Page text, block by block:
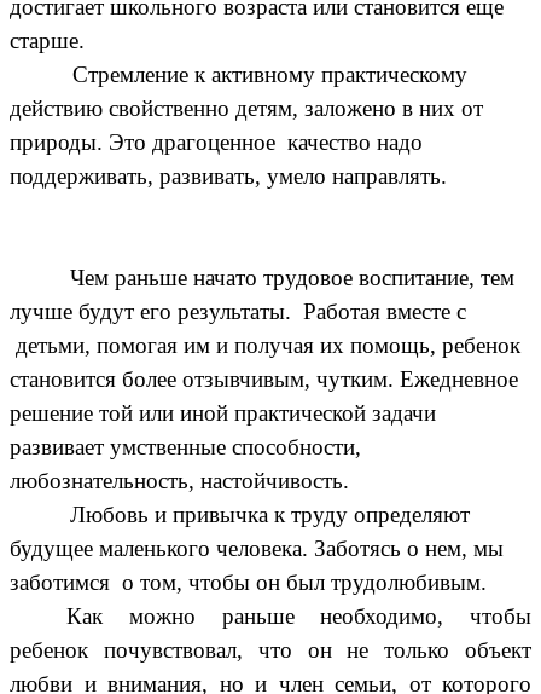
достигает школьного возраста или становится еще
старше.
Стремление к активному практическому
действию свойственно детям, заложено в них от
природы. Это драгоценное качество надо
поддерживать, развивать, умело направлять.
Чем раньше начато трудовое воспитание, тем
лучше будут его результаты. Работая вместе с
детьми, помогая им и получая их помощь, ребенок
становится более отзывчивым, чутким. Ежедневное
решение той или иной практической задачи
развивает умственные способности,
любознательность, настойчивость.
Любовь и привычка к труду определяют
будущее маленького человека. Заботясь о нем, мы
заботимся о том, чтобы он был трудолюбивым.
Как можно раньше необходимо, чтобы
ребенок почувствовал, что он не только объект
любви и внимания, но и член семьи, от которого